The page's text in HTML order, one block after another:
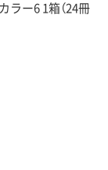
ー6 1箱（24冊